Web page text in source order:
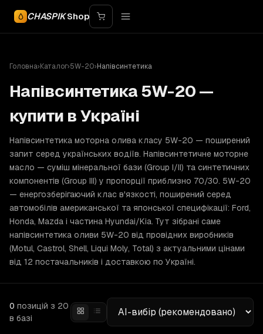
CHASPIKShop
Головна›Каталог›5W-20›Напівсинтетика
Напівсинтетика 5W-20 —
купити в Україні
Напівсинтетика моторна олива класу 5W-20 — поширений
запит серед українських водіїв. Напівсинтетичне моторне
масло — суміш мінеральної бази (Group I/II) та синтетичних
компонентів (Group III) у пропорції приблизно 70/30. 5W-20
— енергозберігаючий клас в'язкості, поширений серед
автомобілів американської та японської специфікації: Ford,
Honda, Mazda і частина Hyundai/Kia. Тут зібрані саме
напівсинтетика оливи 5W-20 від провідних виробників
(Motul, Castrol, Shell, Liqui Moly, Total) з актуальними цінами
від 12 постачальників і доставкою по Україні.
0 позицій з 20
в базі